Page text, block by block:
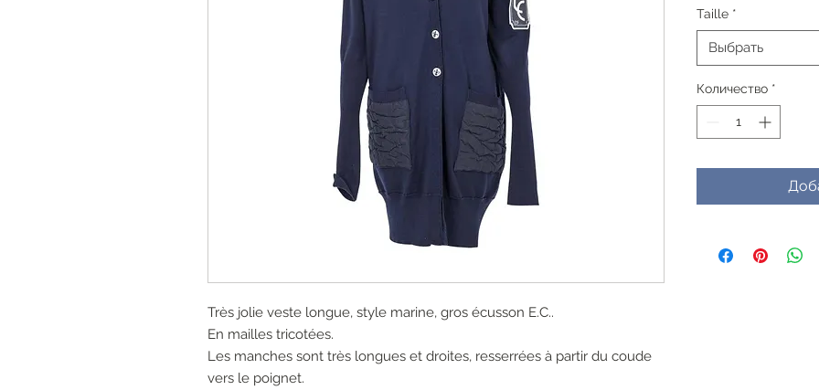
Très jolie veste longue, style marine, gros écusson E.C..
En mailles tricotées.
Les manches sont très longues et droites, resserrées à partir du coude
vers le poignet.
Taille *
Выбрать
Количество *